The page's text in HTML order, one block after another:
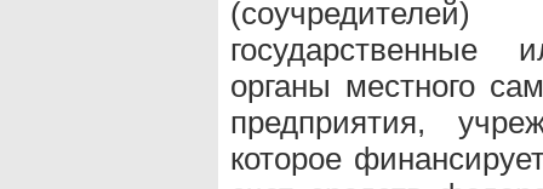
государственные
органы местного
предприятия,
которое